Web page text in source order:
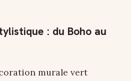
: du Boho au
murale vert